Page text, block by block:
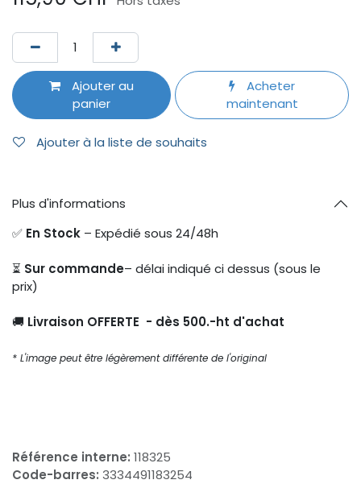
Ajouter au
panier
Acheter
maintenant
Ajouter à la liste de souhaits
Plus d'informations
✅ En Stock – Expédié sous 24/48h
⏳ Sur commande– délai indiqué ci dessus (sous le
prix)
🚚 Livraison OFFERTE - dès 500.-ht d'achat
* L'image peut être légèrement différente de l'original
Référence interne: 118325
Code-barres: 3334491183254